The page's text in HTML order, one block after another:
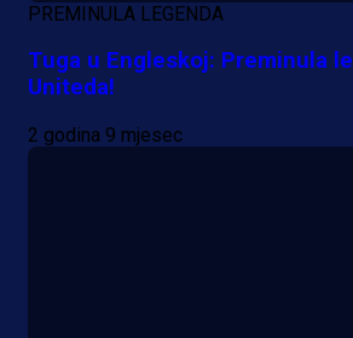
PREMINULA LEGENDA
Tuga u Engleskoj: Preminula
Uniteda!
2 godina 9 mjesec